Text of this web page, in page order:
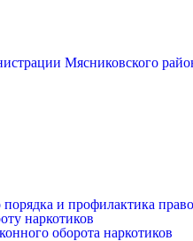
Мясниковского
и профилактика
наркотиков
оборота наркотиков